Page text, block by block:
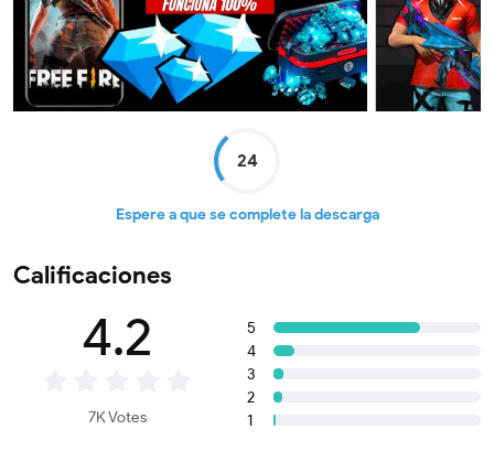
24
Espere a que se complete la descarga
Calificaciones
4.2
7K Votes
5
4
3
2
1